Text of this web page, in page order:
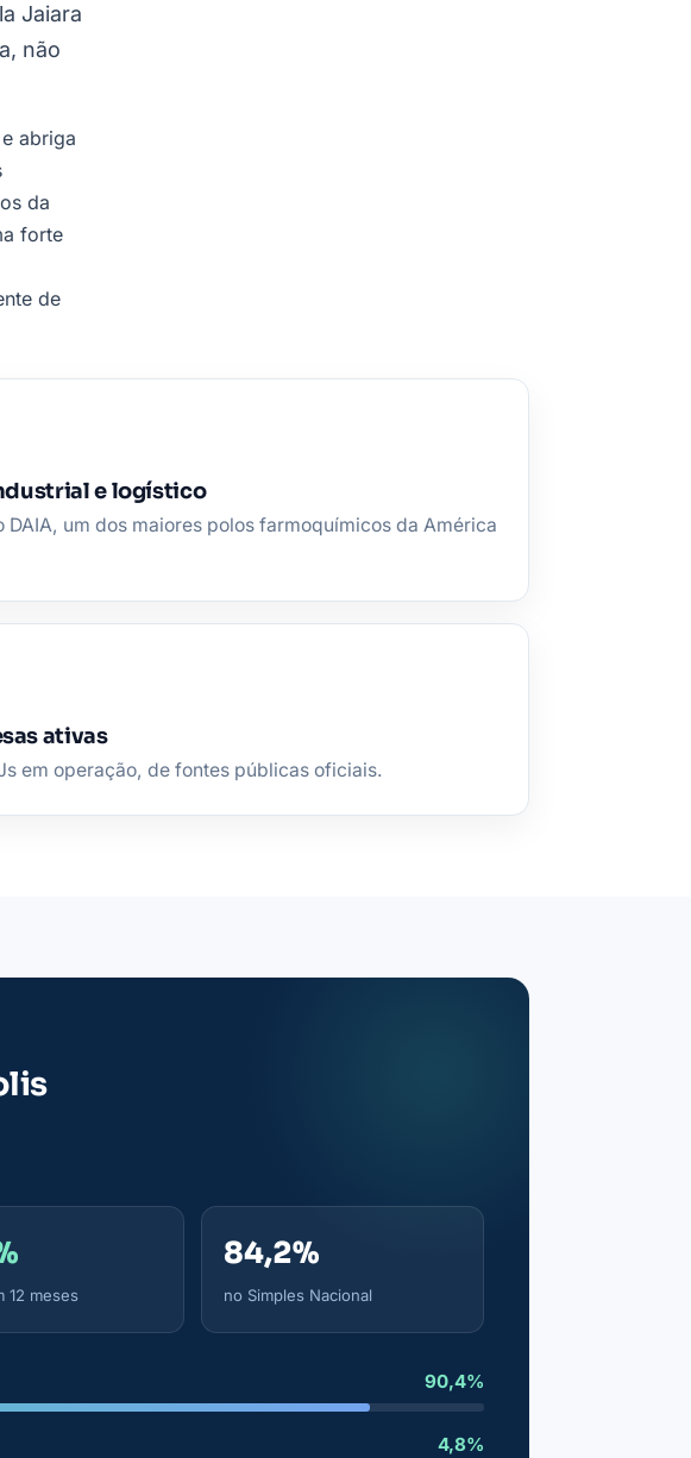
Jaiara
não
abriga
da
forte
de
e logístico
DAIA, um dos maiores polos farmoquímicos da América
ativas
em operação, de fontes públicas oficiais.
12 meses
84,2%
no Simples Nacional
90,4%
4,8%